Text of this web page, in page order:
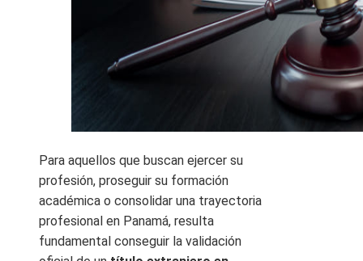
Para aquellos que buscan ejercer su
profesión, proseguir su formación
académica o consolidar una trayectoria
profesional en Panamá, resulta
fundamental conseguir la validación